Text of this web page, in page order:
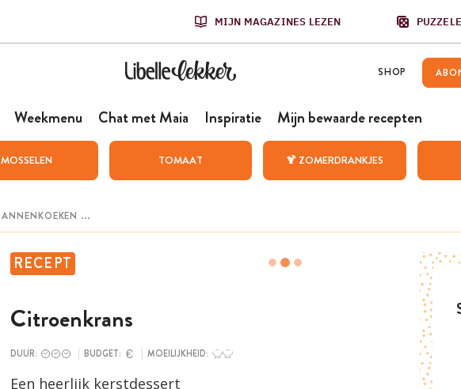
MIJN MAGAZINES LEZEN
SHOP
Weekmenu Chat met Maia Inspiratie Mijn bewaarde recepten
MOSSELEN TOMAAT 🍹 ZOMERDRANKJES
RECEPT
Citroenkrans
DUUR: BUDGET: MOEILIJKHEID:
Een heerlijk kerstdessert